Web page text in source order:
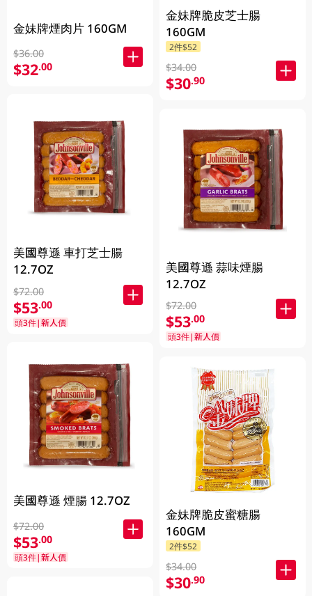
金妹牌煙肉片 160GM
$36.00
$32.00
美國尊遜 車打芝士腸
12.7OZ
$72.00
$53.00
頭3件|新人價
美國尊遜 煙腸 12.7OZ
$72.00
$53.00
頭3件|新人價
金妹牌脆皮芝士腸
160GM
2件$52
$34.00
$30.90
美國尊遜 蒜味煙腸
12.7OZ
$72.00
$53.00
頭3件|新人價
金妹牌脆皮蜜糖腸
160GM
2件$52
$34.00
$30.90